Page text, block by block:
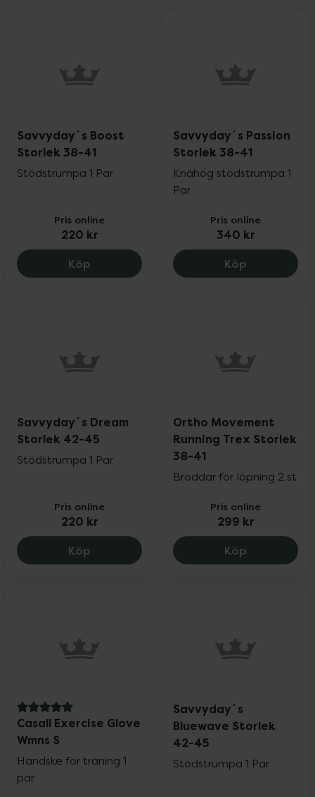
Savvyday´s Boost
Storlek 38-41
Stödstrumpa 1 Par
Pris online
220 kr
Köp Savvyday´s Boost Storlek 38-41, 220
Savvyday´s Passion
Storlek 38-41
Knähög stödstrumpa 1
Par
Pris online
340 kr
Köp
Savvyday´s Dream
Storlek 42-45
Stödstrumpa 1 Par
Pris online
220 kr
Köp Savvyday´s Dream Storlek 42-45, 220
Ortho Movement
Running Trex Storlek
38-41
Broddar för löpning 2 st
Pris online
299 kr
Köp Ortho
5 av 5 i omdöme
Casall Exercise Glove
Wmns S
Handske för träning 1
par
Savvyday´s
Bluewave Storlek
42-45
Stödstrumpa 1 Par